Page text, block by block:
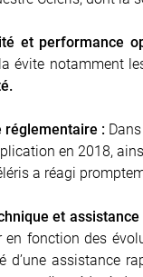
et performance
évite notamment
réglementaire :
en 2018,
a réagi
et assistance
en fonction des
d’une assistance